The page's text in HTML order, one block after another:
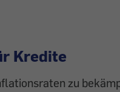
Kredite
zu